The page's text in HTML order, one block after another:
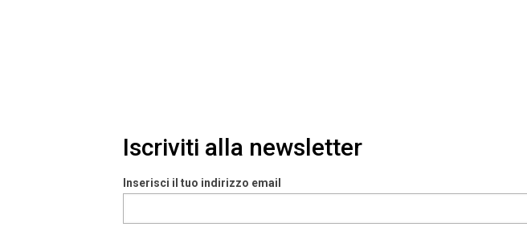
Iscriviti alla newsletter
Inserisci il tuo indirizzo email